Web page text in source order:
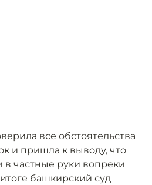
все обстоятельства
и пришла к выводу, что
частные руки вопреки
башкирский суд